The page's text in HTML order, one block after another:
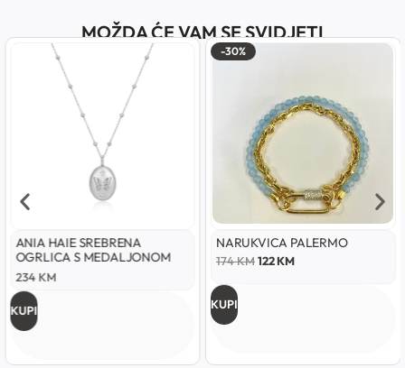
MOŽDA ĆE VAM SE SVIDJETI
ANIA HAIE SREBRENA
OGRLICA S MEDALJONOM
OD ZLATNOG LEPTIRA
234 KM
KUPI
-30%
NARUKVICA PALERMO
174KM 122KM
KUPI